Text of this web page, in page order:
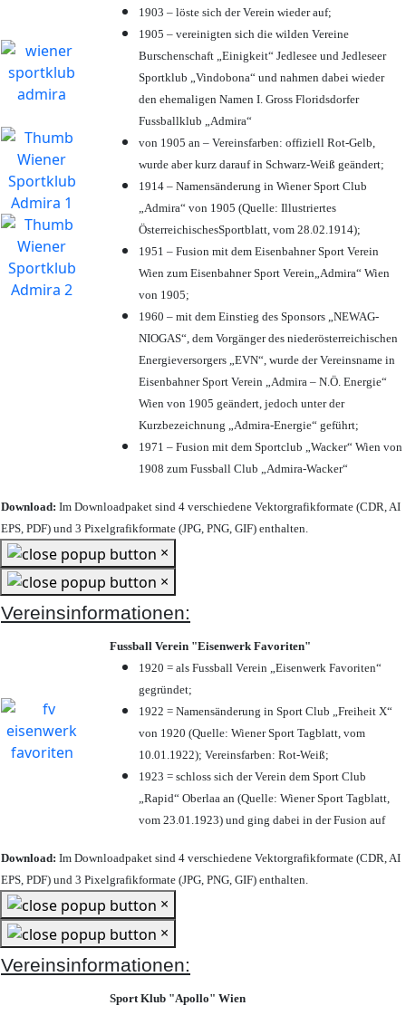
1903 – löste sich der Verein wieder auf;
1905 – vereinigten sich die wilden Vereine
Burschenschaft „Einigkeit“ Jedlesee und Jedleseer
Sportklub „Vindobona“ und nahmen dabei wieder
den ehemaligen Namen I. Gross Floridsdorfer
Fussballklub „Admira“
von 1905 an – Vereinsfarben: offiziell Rot-Gelb,
wurde aber kurz darauf in Schwarz-Weiß geändert;
1914 – Namensänderung in Wiener Sport Club
„Admira“ von 1905 (Quelle: Illustriertes
ÖsterreichischesSportblatt, vom 28.02.1914);
1951 – Fusion mit dem Eisenbahner Sport Verein
Wien zum Eisenbahner Sport Verein„Admira“ Wien
von 1905;
1960 – mit dem Einstieg des Sponsors „NEWAG-
NIOGAS“, dem Vorgänger des niederösterreichischen
Energieversorgers „EVN“, wurde der Vereinsname in
Eisenbahner Sport Verein „Admira – N.Ö. Energie“
Wien von 1905 geändert, jedoch unter der
Kurzbezeichnung „Admira-Energie“ geführt;
1971 – Fusion mit dem Sportclub „Wacker“ Wien von
1908 zum Fussball Club „Admira-Wacker“
Download: Im Downloadpaket sind 4 verschiedene Vektorgrafikformate (CDR, AI
EPS, PDF) und 3 Pixelgrafikformate (JPG, PNG, GIF) enthalten.
×
×
Vereinsinformationen:
Fussball Verein "Eisenwerk Favoriten"
1920 = als Fussball Verein „Eisenwerk Favoriten“
gegründet;
1922 = Namensänderung in Sport Club „Freiheit X“
von 1920 (Quelle: Wiener Sport Tagblatt, vom
10.01.1922); Vereinsfarben: Rot-Weiß;
1923 = schloss sich der Verein dem Sport Club
„Rapid“ Oberlaa an (Quelle: Wiener Sport Tagblatt,
vom 23.01.1923) und ging dabei in der Fusion auf
Download: Im Downloadpaket sind 4 verschiedene Vektorgrafikformate (CDR, AI
EPS, PDF) und 3 Pixelgrafikformate (JPG, PNG, GIF) enthalten.
×
×
Vereinsinformationen:
Sport Klub "Apollo" Wien